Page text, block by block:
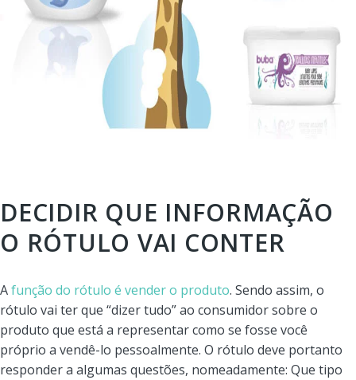
DECIDIR QUE INFORMAÇÃO
O RÓTULO VAI CONTER
Afunção do rótulo é vender o produto. Sendo assim, o
rótulo vai ter que “dizer tudo” ao consumidor sobre o
produto que está a representar como se fosse você
próprio a vendê-lo pessoalmente. O rótulo deve portanto
responder a algumas questões, nomeadamente: Que tipo